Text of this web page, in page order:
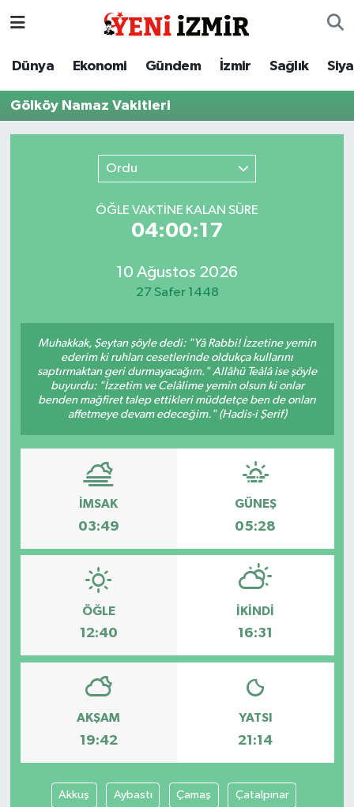
Dünya Ekonomi Gündem İzmir Sağlık
Gölköy Namaz Vakitleri
Ordu
ÖĞLE VAKTİNE KALAN SÜRE
04:00:17
10 Ağustos 2026
27 Safer 1448
Muhakkak, Şeytan şöyle dedi: "Yâ Rabbi! İzzetine yemin
ederim ki ruhları cesetlerinde oldukça kullarını
saptırmaktan geri durmayacağım." Allâhü Teâlâ ise şöyle
buyurdu: "İzzetim ve Celâlime yemin olsun ki onlar
benden mağfiret talep ettikleri müddetçe ben de onları
affetmeye devam edeceğim." (Hadis-i Şerif)
İMSAK
03:49
GÜNEŞ
05:28
ÖĞLE
12:40
İKINDI
16:31
AKŞAM
19:42
YATSI
21:14
Akkuş Aybastı Çamaş Çatalpınar
Dünya
Ekonomi
Resmi İlanlar
Spor
Teknoloji
Tatil ve Seyahat
Çevre
İzmir Nöbetçi Eczaneler
İzmir Hava Durumu
İzmir Trafik Yoğunluk Haritası
Süper Lig Puan Durumu ve Fikstür
Haber Arşivi